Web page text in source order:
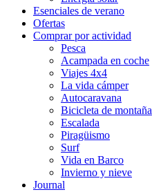
Esenciales de verano
Ofertas
Comprar por actividad
Pesca
Acampada en coche
Viajes 4x4
La vida cámper
Autocaravana
Bicicleta de montaña
Escalada
Piragüismo
Surf
Vida en Barco
Invierno y nieve
Journal